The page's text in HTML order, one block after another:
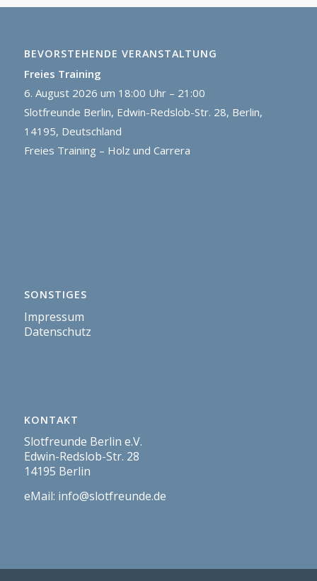
BEVORSTEHENDE VERANSTALTUNG
Freies Training
6. August 2026 um 18:00 Uhr – 21:00
Slotfreunde Berlin, Edwin-Redslob-Str. 28, Berlin,
14195, Deutschland
Freies Training – Holz und Carrera
SONSTIGES
Impressum
Datenschutz
KONTAKT
Slotfreunde Berlin e.V.
Edwin-Redslob-Str. 28
14195 Berlin
eMail: info@slotfreunde.de